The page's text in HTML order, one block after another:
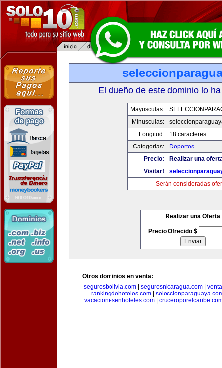
El dueño de este dominio lo
Mayusculas:
Minusculas:
Longitud:
18 caracteres
Categorias:
Deportes
Precio:
Realizar una
Visitar!
Serán consideradas
Realizar una Oferta
Precio Ofrecido $
Otros dominios en venta:
segurosbolivia.com| segurosnicaragua.com|
rankingdehoteles.com|
vacacionesenhoteles.com